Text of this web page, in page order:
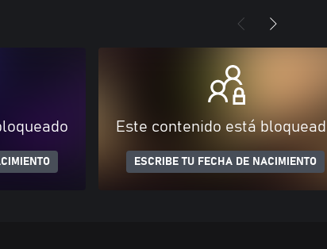
Este contenido está
ESCRIBE TU FECHA DE NACIMIENTO